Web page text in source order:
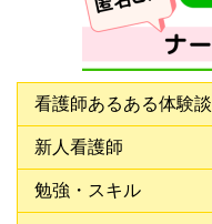
看護師あるある体験談
新人看護師
勉強・スキル